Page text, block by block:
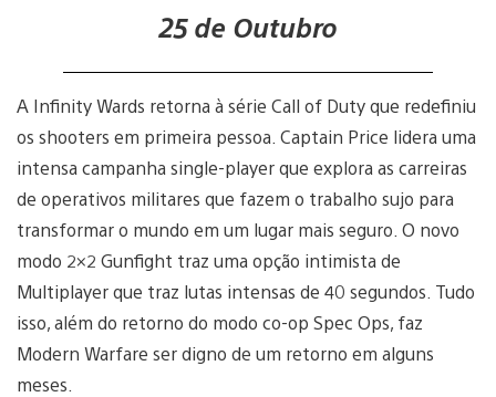
25 de Outubro
A Infinity Wards retorna à série Call of Duty que redefiniu
os shooters em primeira pessoa. Captain Price lidera uma
intensa campanha single-player que explora as carreiras
de operativos militares que fazem o trabalho sujo para
transformar o mundo em um lugar mais seguro. O novo
modo 2×2 Gunfight traz uma opção intimista de
Multiplayer que traz lutas intensas de 40 segundos. Tudo
isso, além do retorno do modo co-op Spec Ops, faz
Modern Warfare ser digno de um retorno em alguns
meses.